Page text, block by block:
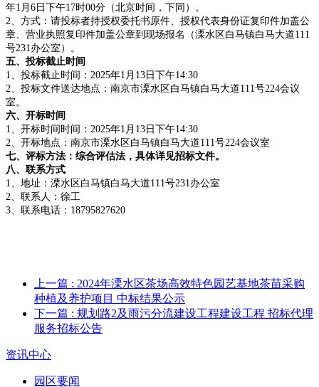
年1月6日下午17时00分（北京时间，下同）。
2、方式：请投标者持授权委托书原件、授权代表身份证复印件加盖公
章、营业执照复印件加盖公章到现场报名（溧水区白马镇白马大道111
号231办公室 ）。
五、投标截止时间
1、投标截止时间：2025年1月13日下午14:30
2、投标文件送达地点：南京市溧水区白马镇白马大道111号224会议
室。
六、开标时间
1、开标时间时间：2025年1月13日 下午14:30
2、开标地点：南京市溧水区白马镇白马大道111号224会议室
七、评标方法：综合评估法，具体详见招标文件。
八、联系方式
1、地址：溧水区白马镇白马大道111号231办公室
2、联系人：徐工
3、联系电话：18795827620
上一篇 : 2024年溧水区茶场高效特色园艺基地茶苗采购
种植及养护项目 中标结果公示
下一篇 : 规划路2及雨污分流建设工程建设工程 招标代理
服务招标公告
资讯中心
园区要闻